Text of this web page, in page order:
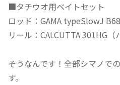
■タチウオ用ベイトセット
ロッド：GAMA typeSlowJ
リール：CALCUTTA 301HG（
そうなんです！全部シマノで
す。